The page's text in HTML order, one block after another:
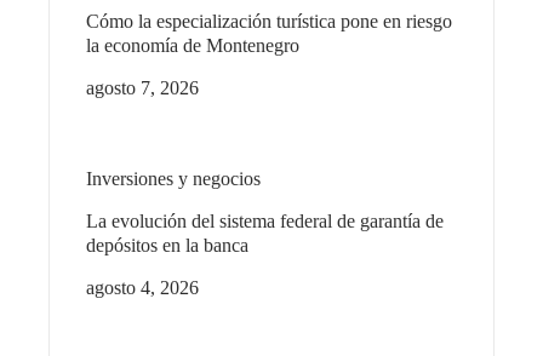
Cómo la especialización turística pone en riesgo
la economía de Montenegro
agosto 7, 2026
Inversiones y negocios
La evolución del sistema federal de garantía de
depósitos en la banca
agosto 4, 2026